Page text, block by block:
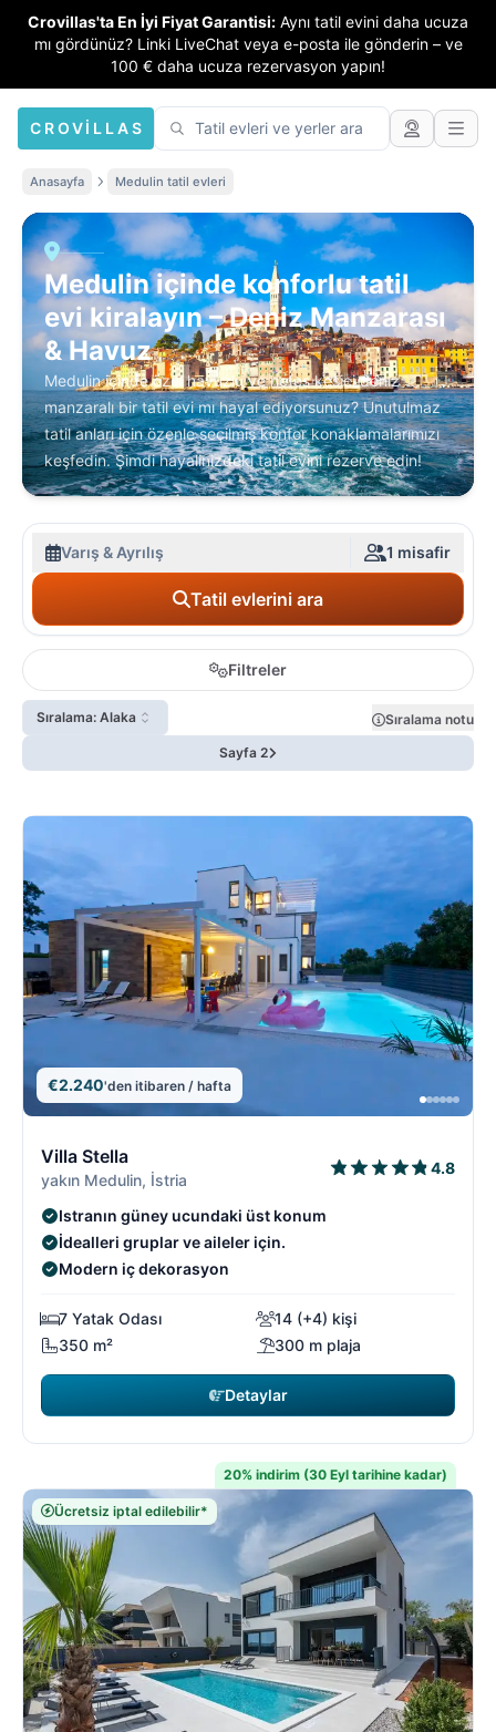
Crovillas'ta En İyi Fiyat Garantisi: Aynı tatil evini daha ucuza
mı gördünüz? Linki LiveChat veya e-posta ile gönderin – ve
100 € daha ucuza rezervasyon yapın!
CROVILLAS
Anasayfa Medulin tatil evleri
Medulin içinde konforlu tatil
evi kiralayın – Deniz Manzarası
& Havuz
Medulin içinde özel havuzlu ve nefes kesici deniz
manzaralı bir tatil evi mı hayal ediyorsunuz? Unutulmaz
tatil anları için özenle seçilmiş konfor konaklamalarımızı
keşfedin. Şimdi hayalinizdeki tatil evini rezerve edin!
Varış & Ayrılış 1 misafir
Tatil evlerini ara
Filtreler
Sıralama: Alaka
Sıralama notu
Sayfa 2
€2.240'den itibaren / hafta
Villa Stella
yakın Medulin, İstria
4.8
Istranın güney ucundaki üst konum
İdealleri gruplar ve aileler için.
Modern iç dekorasyon
7 Yatak Odası
14 (+4) kişi
350 m²
300 m plaja
Detaylar
20% indirim (30 Eyl tarihine kadar)
Ücretsiz iptal edilebilir*